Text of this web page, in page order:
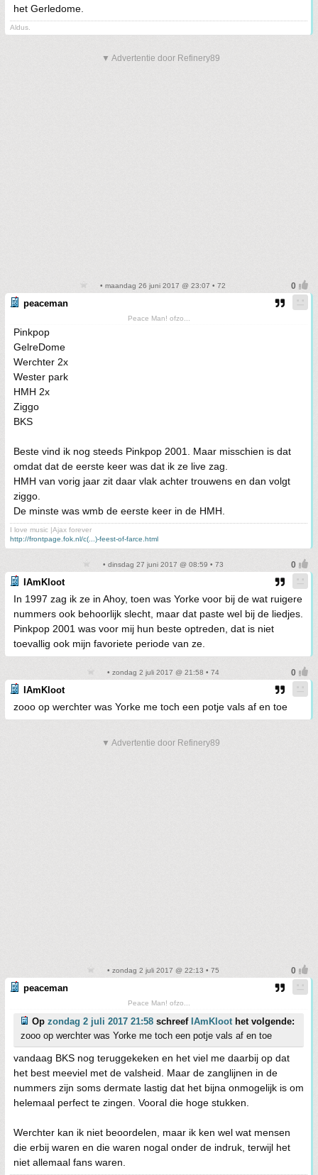
het Gerledome.
Aldus.
▼ Advertentie door Refinery89
• maandag 26 juni 2017 @ 23:07 • 72
peaceman
Peace Man! ofzo...
Pinkpop
GelreDome
Werchter 2x
Wester park
HMH 2x
Ziggo
BKS
Beste vind ik nog steeds Pinkpop 2001. Maar misschien is dat
omdat dat de eerste keer was dat ik ze live zag.
HMH van vorig jaar zit daar vlak achter trouwens en dan volgt
ziggo.
De minste was wmb de eerste keer in de HMH.
I love music |Ajax forever
http://frontpage.fok.nl/c(...)-feest-of-farce.html
• dinsdag 27 juni 2017 @ 08:59 • 73
IAmKloot
In 1997 zag ik ze in Ahoy, toen was Yorke voor bij de wat ruigere
nummers ook behoorlijk slecht, maar dat paste wel bij de liedjes.
Pinkpop 2001 was voor mij hun beste optreden, dat is niet
toevallig ook mijn favoriete periode van ze.
• zondag 2 juli 2017 @ 21:58 • 74
IAmKloot
zooo op werchter was Yorke me toch een potje vals af en toe
▼ Advertentie door Refinery89
• zondag 2 juli 2017 @ 22:13 • 75
peaceman
Peace Man! ofzo...
Op zondag 2 juli 2017 21:58 schreef IAmKloothet volgende:
zooo op werchter was Yorke me toch een potje vals af en toe
vandaag BKS nog teruggekeken en het viel me daarbij op dat
het best meeviel met de valsheid. Maar de zanglijnen in de
nummers zijn soms dermate lastig dat het bijna onmogelijk is om
helemaal perfect te zingen. Vooral die hoge stukken.
Werchter kan ik niet beoordelen, maar ik ken wel wat mensen
die erbij waren en die waren nogal onder de indruk, terwijl het
niet allemaal fans waren.